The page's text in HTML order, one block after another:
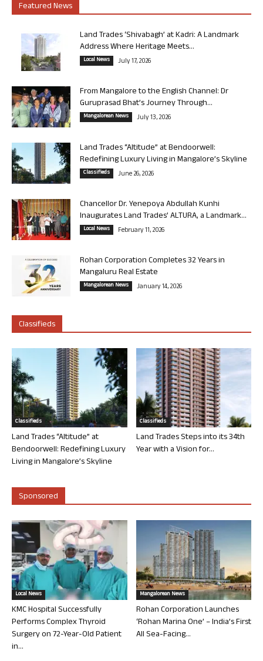
Featured News
Land Trades ‘Shivabagh’ at Kadri: A Landmark
Address Where Heritage Meets...
Local News July 17, 2026
From Mangalore to the English Channel: Dr
Guruprasad Bhat’s Journey Through...
Mangalorean News July 13, 2026
Land Trades “Altitude” at Bendoorwell:
Redefining Luxury Living in Mangalore’s Skyline
Classifieds June 26, 2026
Chancellor Dr. Yenepoya Abdullah Kunhi
Inaugurates Land Trades’ ALTURA, a Landmark...
Local News February 11, 2026
Rohan Corporation Completes 32 Years in
Mangaluru Real Estate
Mangalorean News January 14, 2026
Classifieds
Classifieds
Land Trades “Altitude” at
Bendoorwell: Redefining Luxury
Living in Mangalore’s Skyline
Classifieds
Land Trades Steps into its 34th
Year with a Vision for...
Sponsored
Local News
KMC Hospital Successfully
Performs Complex Thyroid
Surgery on 72-Year-Old Patient
in...
Mangalorean News
Rohan Corporation Launches
‘Rohan Marina One’ – India’s First
All Sea-Facing...